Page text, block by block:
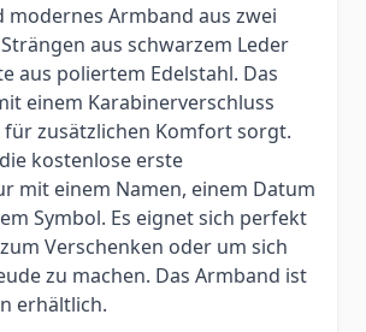
modernes Armband aus zwei
aus schwarzem Leder
aus poliertem Edelstahl. Das
einem Karabinerverschluss
für zusätzlichen Komfort sorgt.
kostenlose erste
mit einem Namen, einem Datum
Symbol. Es eignet sich perfekt
Verschenken oder um sich
zu machen. Das Armband ist
erhältlich.